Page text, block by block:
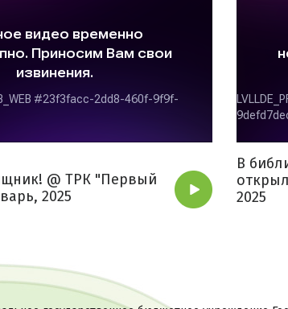
@ ТРК "Первый
2025
В
2025